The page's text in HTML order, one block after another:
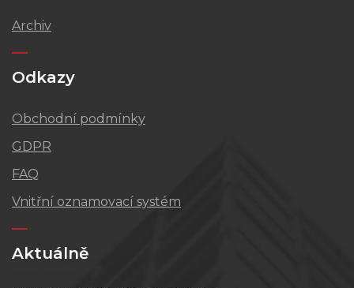
Archiv
Odkazy
Obchodní podmínky
GDPR
FAQ
Vnitřní oznamovací systém
Aktuálně